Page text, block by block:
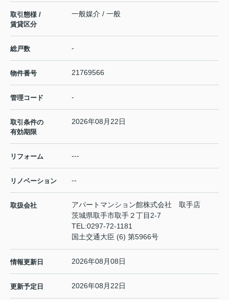
取引態様 /
賃貸区分
一般媒介 / 一般
総戸数 -
物件番号 21769566
管理コード -
取引条件の
有効期限
2026年08月22日
リフォーム ---
リノベーション --
取扱会社
アパートマンション館株式会社 取手店
茨城県取手市取手２丁目2-7
TEL:0297-72-1181
国土交通大臣 (6) 第5966号
情報更新日 2026年08月08日
更新予定日 2026年08月22日